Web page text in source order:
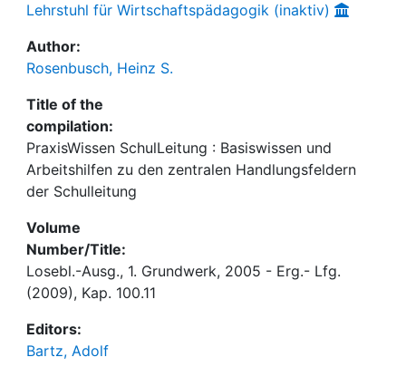
Lehrstuhl für Wirtschaftspädagogik (inaktiv)
Author:
Rosenbusch, Heinz S.
Title of the
compilation:
PraxisWissen SchulLeitung : Basiswissen und
Arbeitshilfen zu den zentralen Handlungsfeldern
der Schulleitung
Volume
Number/Title:
Losebl.-Ausg., 1. Grundwerk, 2005 - Erg.- Lfg.
(2009), Kap. 100.11
Editors:
Bartz, Adolf